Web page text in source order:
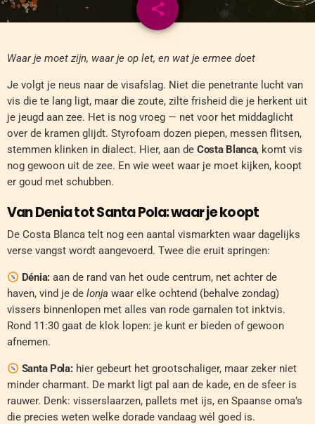
share
email
Waar je moet zijn, waar je op let, en wat je ermee doet
Je volgt je neus naar de visafslag. Niet die penetrante lucht van
vis die te lang ligt, maar die zoute, zilte frisheid die je herkent uit
je jeugd aan zee. Het is nog vroeg — net voor het middaglicht
over de kramen glijdt. Styrofoam dozen piepen, messen flitsen,
stemmen klinken in dialect. Hier, aan de Costa Blanca, komt vis
nog gewoon uit de zee. En wie weet waar je moet kijken, koopt
er goud met schubben.
Van Denia tot Santa Pola: waar je koopt
De Costa Blanca telt nog een aantal vismarkten waar dagelijks
verse vangst wordt aangevoerd. Twee die eruit springen:
Dénia: aan de rand van het oude centrum, net achter de
haven, vind je de lonja waar elke ochtend (behalve zondag)
vissers binnenlopen met alles van rode garnalen tot inktvis.
Rond 11:30 gaat de klok lopen: je kunt er bieden of gewoon
afnemen.
Santa Pola:hier gebeurt het grootschaliger, maar zeker niet
minder charmant. De markt ligt pal aan de kade, en de sfeer is
rauwer. Denk: visserslaarzen, pallets met ijs, en Spaanse oma’s
die precies weten welke dorade vandaag wél goed is.